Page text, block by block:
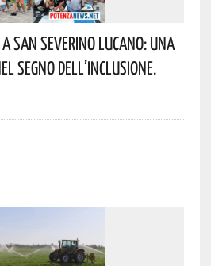
San Severino Lucano: Una
Segno Dell’inclusione.